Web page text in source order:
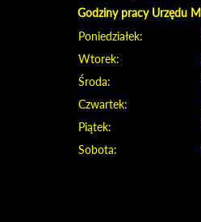
Godziny pracy Urzędu
Poniedziałek:
Wtorek:
Środa:
Czwartek:
Piątek:
Sobota: